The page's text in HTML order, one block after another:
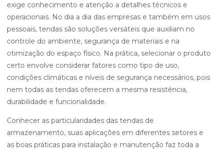
exige conhecimento e atenção a detalhes técnicos e
operacionais. No dia a dia das empresas e também em usos
pessoais, tendas são soluções versáteis que auxiliam no
controle do ambiente, segurança de materiais e na
otimização do espaço físico. Na prática, selecionar o produto
certo envolve considerar fatores como tipo de uso,
condições climáticas e níveis de segurança necessários, pois
nem todas as tendas oferecem a mesma resistência,
durabilidade e funcionalidade.
Conhecer as particularidades das tendas de
armazenamento, suas aplicações em diferentes setores e
as boas práticas para instalação e manutenção faz toda a